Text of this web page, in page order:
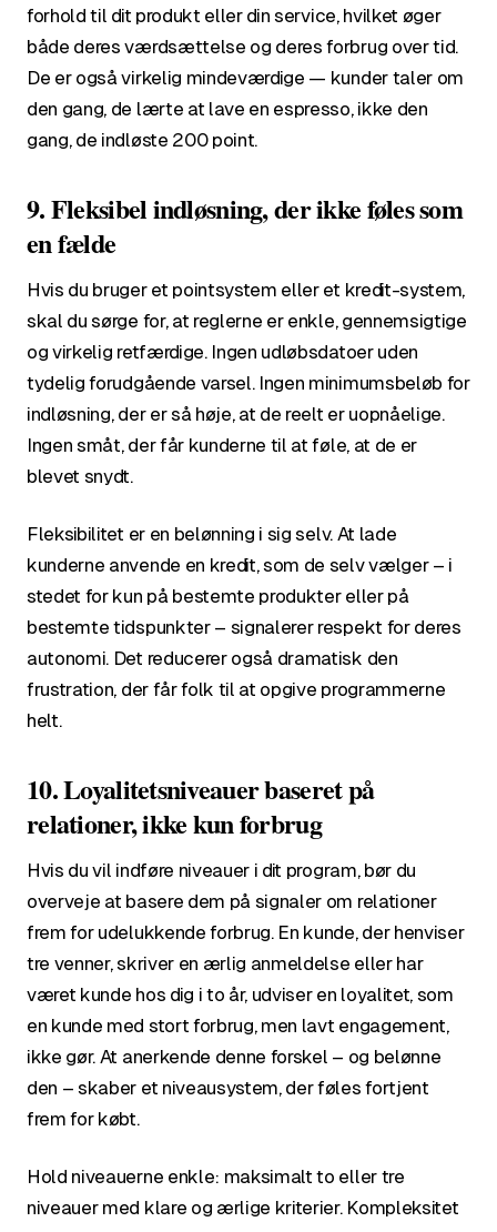
forhold til dit produkt eller din service, hvilket øger
både deres værdsættelse og deres forbrug over tid.
De er også virkelig mindeværdige — kunder taler om
den gang, de lærte at lave en espresso, ikke den
gang, de indløste 200 point.
9. Fleksibel indløsning, der ikke føles som
en fælde
Hvis du bruger et pointsystem eller et kredit-system,
skal du sørge for, at reglerne er enkle, gennemsigtige
og virkelig retfærdige. Ingen udløbsdatoer uden
tydelig forudgående varsel. Ingen minimumsbeløb for
indløsning, der er så høje, at de reelt er uopnåelige.
Ingen småt, der får kunderne til at føle, at de er
blevet snydt.
Fleksibilitet er en belønning i sig selv. At lade
kunderne anvende en kredit, som de selv vælger – i
stedet for kun på bestemte produkter eller på
bestemte tidspunkter – signalerer respekt for deres
autonomi. Det reducerer også dramatisk den
frustration, der får folk til at opgive programmerne
helt.
10. Loyalitetsniveauer baseret på
relationer, ikke kun forbrug
Hvis du vil indføre niveauer i dit program, bør du
overveje at basere dem på signaler om relationer
frem for udelukkende forbrug. En kunde, der henviser
tre venner, skriver en ærlig anmeldelse eller har
været kunde hos dig i to år, udviser en loyalitet, som
en kunde med stort forbrug, men lavt engagement,
ikke gør. At anerkende denne forskel – og belønne
den – skaber et niveausystem, der føles fortjent
frem for købt.
Hold niveauerne enkle: maksimalt to eller tre
niveauer med klare og ærlige kriterier. Kompleksitet